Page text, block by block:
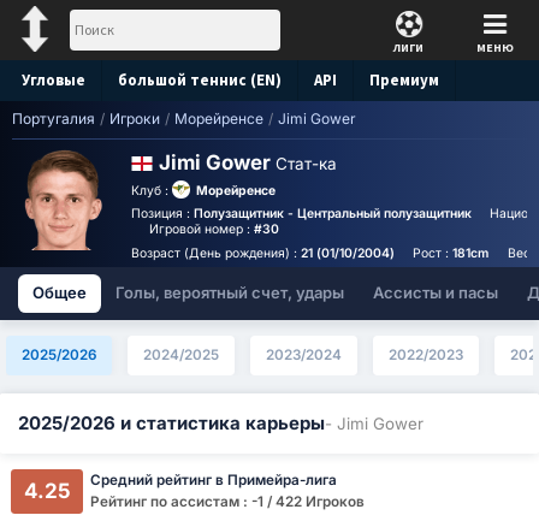
ЛИГИ МЕНЮ
Угловые большой теннис (EN) API Премиум
Прогноз
Португалия / Игроки / Морейренсе / Jimi Gower
Jimi Gower Стат-ка
Клуб :
Морейренсе
Позиция : Полузащитник - Центральный полузащитник
Игровой номер :#30
Возраст (День рождения) : 21 (01/10/2004) Рост :181cm Вес
Общее Голы, вероятный счет, удары Ассисты и пасы
2025/2026 2024/2025 2023/2024 2022/2023
2025/2026 и статистика карьеры- Jimi Gower
4.25
Средний рейтинг в Примейра-лига
Рейтинг по ассистам : -1 / 422 Игроков